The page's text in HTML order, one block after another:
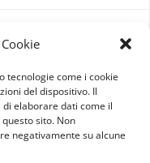
tecnologie come i cookie
del dispositivo. Il
elaborare dati come il
sito. Non
negativamente su alcune